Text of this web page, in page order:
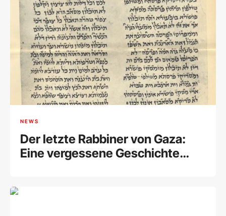
NEWS
Der letzte Rabbiner von Gaza:
Eine vergessene Geschichte